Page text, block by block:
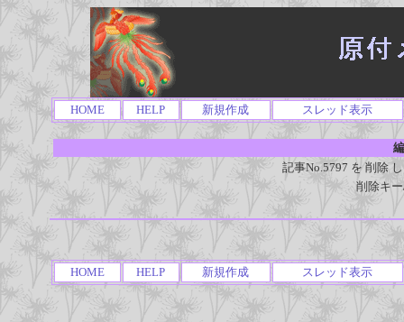
HOME HELP 新規作成 スレッド表示
記事No.5797 を 削除
削除キ
HOME HELP 新規作成 スレッド表示